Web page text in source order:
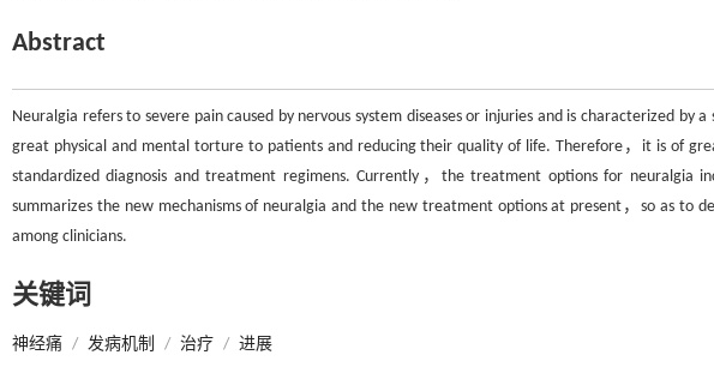
Abstract
Neuralgia refers to severe pain caused by nervous system diseases or injuries and is characterized by
great physical and mental torture to patients and reducing their quality of life. Therefore，it is of
standardized diagnosis and treatment regimens. Currently，the treatment options for neuralgia
summarizes the new mechanisms of neuralgia and the new treatment options at present，so as to
among clinicians.
关键词
神经痛 / 发病机制 / 治疗 / 进展